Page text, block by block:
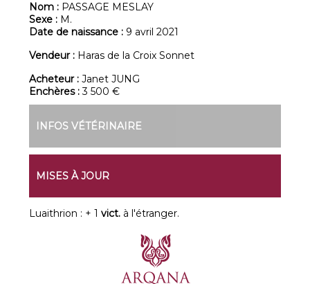
Nom : PASSAGE MESLAY
Sexe : M.
Date de naissance : 9 avril 2021
Vendeur : Haras de la Croix Sonnet
Acheteur :Janet JUNG
Enchères :3 500 €
INFOS VÉTÉRINAIRE
MISES À JOUR
Luaithrion : + 1vict. à l'étranger.